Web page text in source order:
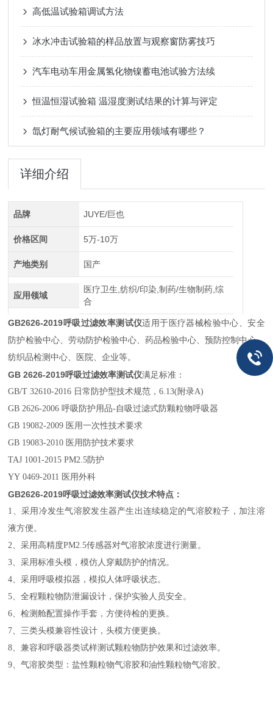
高低温试验箱调试方法
冰水冲击试验箱的样品放置与观察窗防雾技巧
汽车电动车用金属氢化物镍蓄电池试验方法续
恒温恒湿试验箱 温湿度测试结果的计算与评定
氙灯耐气候试验箱的主要应用领域有哪些？
详细介绍
品牌 JUYE/巨也
价格区间 5万-10万
产地类别 国产
应用领域
医疗卫生,纺织/印染,制药/生物制药,综
合
GB2626-2019呼吸过滤效率测试仪适用于医疗器械检验中心、安全
防护检验中心、劳动防护检验中心、药品检验中心、预防控制中心、
纺织品检测中心、医院、企业等。
GB 2626-2019呼吸过滤效率测试仪满足标准：
GB/T 32610-2016 日常防护型技术规范，6.13(附录A)
GB 2626-2006 呼吸防护用品-自吸过滤式防颗粒物呼吸器
GB 19082-2009 医用一次性技术要求
GB 19083-2010 医用防护技术要求
TAJ 1001-2015 PM2.5防护
YY 0469-2011 医用外科
GB2626-2019呼吸过滤效率测试仪技术特点：
1、采用冷发生气溶胶发生器产生出连续稳定的气溶胶粒子，加注溶
液方便。
2、采用高精度PM2.5传感器对气溶胶浓度进行测量。
3、采用标准头模，模仿人穿戴防护的情况。
4、采用呼吸模拟器，模拟人体呼吸状态。
5、全程颗粒物防泄漏设计，保护实验人员安全。
6、检测舱配置操作手套，方便待检的更换。
7、三类头模兼容性设计，头模方便更换。
8、兼容和呼吸器类试样测试颗粒物防护效果和过滤效率。
9、气溶胶类型：盐性颗粒物气溶胶和油性颗粒物气溶胶。